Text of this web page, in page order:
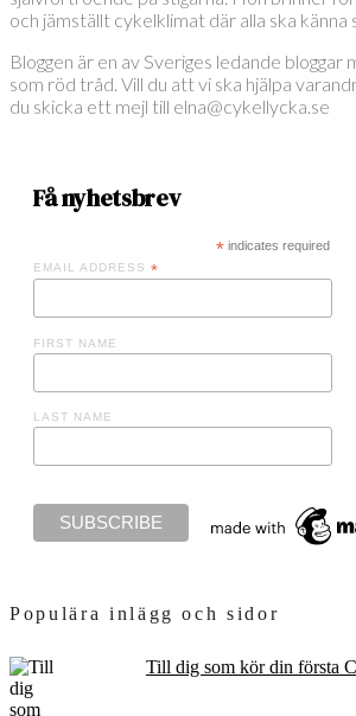
och jämställt cykelklimat där alla ska känna
Bloggen är en av Sveriges ledande bloggar
som röd tråd. Vill du att vi ska hjälpa
du skicka ett mejl till elna@cykellycka.se
Få nyhetsbrev
*indicates required
EMAIL ADDRESS *
FIRST NAME
LAST NAME
Populära inlägg och sidor
Till dig som kör din första